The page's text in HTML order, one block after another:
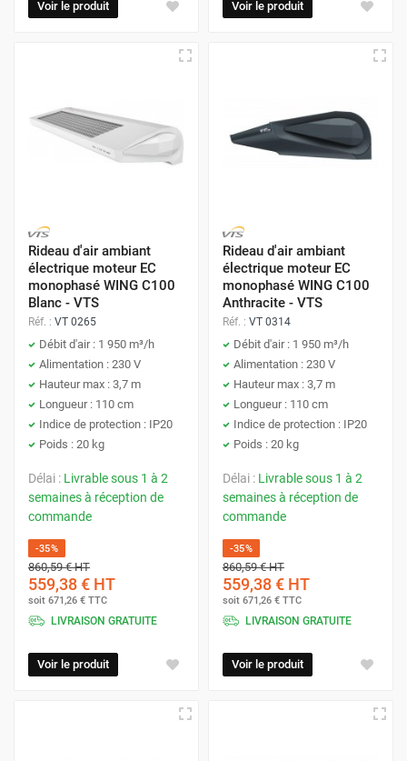
Voir le produit Voir le produit
Rideau d'air ambiant
électrique moteur EC
monophasé WING C100
Blanc - VTS
Réf. : VT 0265
Débit d'air : 1 950 m³/h
Alimentation : 230 V
Hauteur max : 3,7 m
Longueur : 110 cm
Indice de protection : IP20
Poids : 20 kg
Délai : Livrable sous 1 à 2
semaines à réception de
commande
-35%
860,59 €HT
559,38 € HT
soit 671,26 € TTC
LIVRAISON GRATUITE
Voir le produit
Rideau d'air ambiant
électrique moteur EC
monophasé WING C100
Anthracite - VTS
Réf. : VT 0314
Débit d'air : 1 950 m³/h
Alimentation : 230 V
Hauteur max : 3,7 m
Longueur : 110 cm
Indice de protection : IP20
Poids : 20 kg
Délai : Livrable sous 1 à 2
semaines à réception de
commande
-35%
860,59 €HT
559,38 € HT
soit 671,26 € TTC
LIVRAISON GRATUITE
Voir le produit